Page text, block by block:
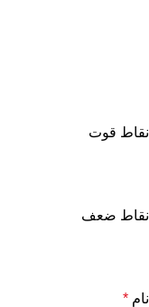
نقاط قوت
نقاط ضعف
نام *